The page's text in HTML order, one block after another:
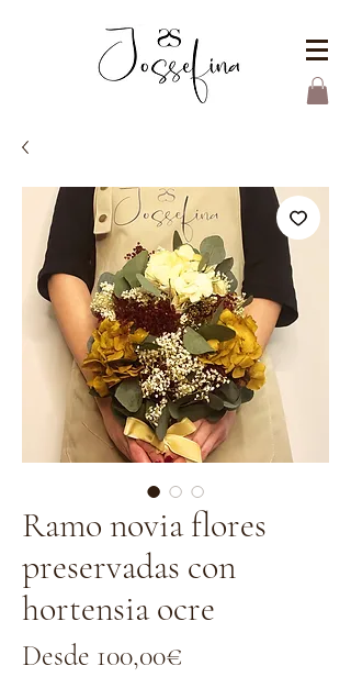
Ramo novia flores
preservadas con
hortensia ocre
Desde 100,00€